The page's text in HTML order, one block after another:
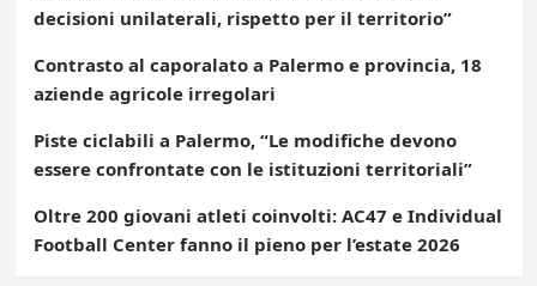
decisioni unilaterali, rispetto per il territorio”
Contrasto al caporalato a Palermo e provincia, 18
aziende agricole irregolari
Piste ciclabili a Palermo, “Le modifiche devono
essere confrontate con le istituzioni territoriali”
Oltre 200 giovani atleti coinvolti: AC47 e Individual
Football Center fanno il pieno per l’estate 2026